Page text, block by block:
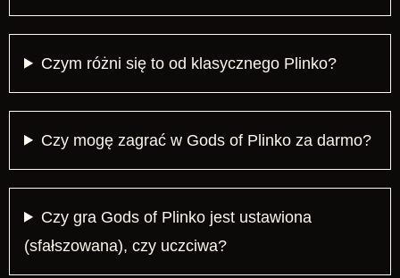
Czym różni się to od klasycznego Plinko?
Czy mogę zagrać w Gods of Plinko za darmo?
Czy gra Gods of Plinko jest ustawiona
(sfałszowana), czy uczciwa?